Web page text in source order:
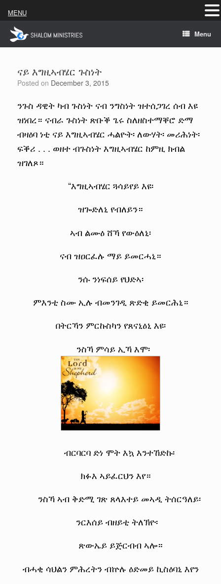
content
Menu
ናይ እግዚኣብሄር ጉስነት
Posted on December 3, 2015
ንጉስ ዳዊት ካብ ጉስነት ናብ ንግስነት ዝተሰጋገረ ሰብ እዩ
ዝነበረ። ናብራ ጉስነት ጽቡቕ ጌሩ ስለዘስተማቐሮ ድማ
ብዛዕባ ነቲ ናይ እግዚኣብሄር ሓልዮት፡ ለውሃት፡ መሪሕነት፡
ፍቕሪ . . . ወዘተ ብጉስነት እግዚኣብሄር ከምዚ ክብል
ዝገለጾ።
“እግዚኣብሄር ጓሳይየይ እዩ፡
ዝጐድለኒ የብለይን።
ኣብ ልሙዕ ሸኻ የውዕለኒ፡
ናብ ዝዐርፈሉ ማይ ይመርሓኒ።
ንሱ ንነፍሰይ የህድኣ፡
ምእንቲ ስሙ ኢሉ ብመንገዲ ጽድቂ ይመርሕኒ።
በትርኻን ምርኩስካን የጸናኒዕኒ እዩ፡
ንስኻ ምሳይ ኢኻ እሞ፡
ብርባርባ ድነ ሞት እኳ እንተኸድኩ፡
ክፉእ ኣይፈርህን እየ።
ንስኻ ኣብ ቅድሚ ገጽ ጸላእተይ መኣዲ ትሰርዓለይ፡
ንርእሰይ ብዘይቲ ትለኽዮ፡
ጽውኤይ ይጅርብብ ኣሎ።
ብሓቂ ሳህልን ምሕረትን ብኵሉ ዕድመይ ኪስዕባኒ እየን
MENU